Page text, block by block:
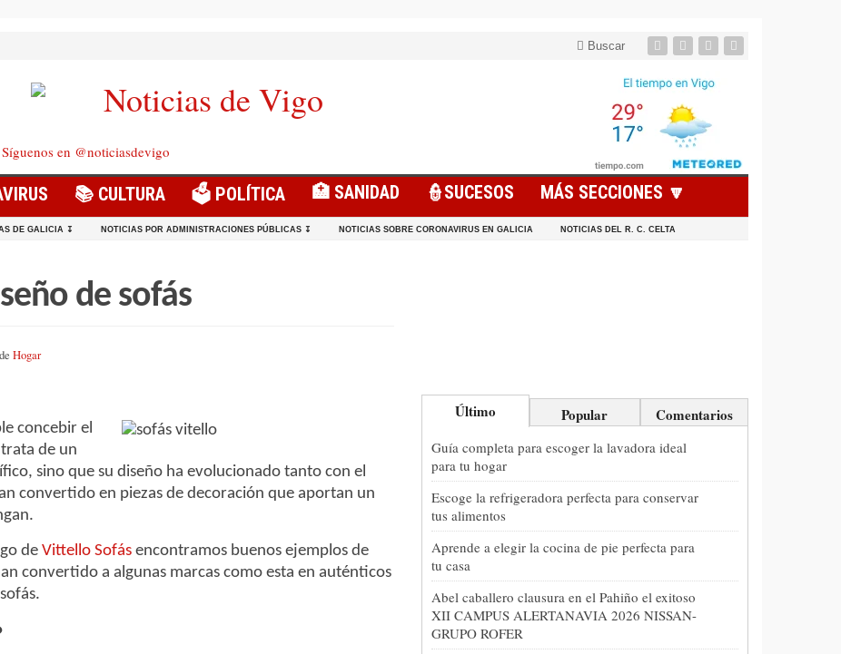
Buscar
Síguenos en @noticiasdevigo
📚 CULTURA 🗳️ POLÍTICA 🏥 SANIDAD 👮SUCESOS MÁS SECCIONES 🔽
DE GALICIA ↧ NOTICIAS POR ADMINISTRACIONES PÚBLICAS ↧ NOTICIAS SOBRE CORONAVIRUS EN GALICIA NOTICIAS DEL R. C. CELTA
de sofás
Hogar
concebir el
de un
sino que su diseño ha evolucionado tanto con el
convertido en piezas de decoración que aportan un
de Vittello Sofás encontramos buenos ejemplos de
convertido a algunas marcas como esta en auténticos
Último Popular Comentarios
Guía completa para escoger la lavadora ideal
para tu hogar
Escoge la refrigeradora perfecta para conservar
tus alimentos
Aprende a elegir la cocina de pie perfecta para
tu casa
Abel caballero clausura en el Pahiño el exitoso
XII CAMPUS ALERTANAVIA 2026 NISSAN-
GRUPO ROFER